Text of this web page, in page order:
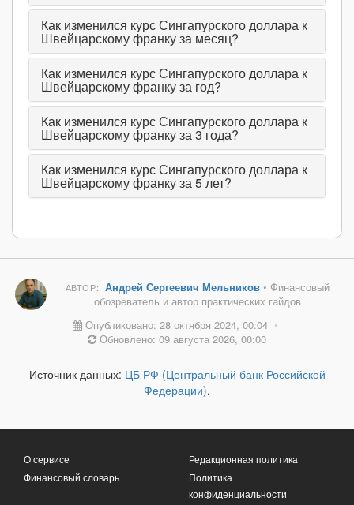
Как изменился курс Сингапурского доллара к
Швейцарскому франку за месяц?
Как изменился курс Сингапурского доллара к
Швейцарскому франку за год?
Как изменился курс Сингапурского доллара к
Швейцарскому франку за 3 года?
Как изменился курс Сингапурского доллара к
Швейцарскому франку за 5 лет?
АВТОР: Андрей Сергеевич Мельников• Финансовый
обозреватель и автор практических гайдов
Опубликовано: 28 октября 2024, 00:04 •
Обновлено: 09 августа 2026, 00:00
Источник данных: ЦБ РФ (Центральный банк Российской
Федерации).
О сервисе
Финансовый словарь
Редакционная политика
Политика
конфиденциальности